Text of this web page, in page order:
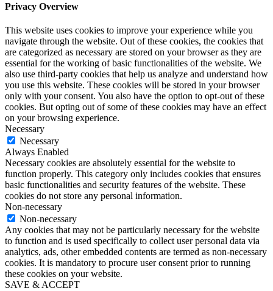
Privacy Overview
This website uses cookies to improve your experience while you
navigate through the website. Out of these cookies, the cookies that
are categorized as necessary are stored on your browser as they are
essential for the working of basic functionalities of the website. We
also use third-party cookies that help us analyze and understand how
you use this website. These cookies will be stored in your browser
only with your consent. You also have the option to opt-out of these
cookies. But opting out of some of these cookies may have an effect
on your browsing experience.
Necessary
Necessary
Always Enabled
Necessary cookies are absolutely essential for the website to
function properly. This category only includes cookies that ensures
basic functionalities and security features of the website. These
cookies do not store any personal information.
Non-necessary
Non-necessary
Any cookies that may not be particularly necessary for the website
to function and is used specifically to collect user personal data via
analytics, ads, other embedded contents are termed as non-necessary
cookies. It is mandatory to procure user consent prior to running
these cookies on your website.
SAVE & ACCEPT